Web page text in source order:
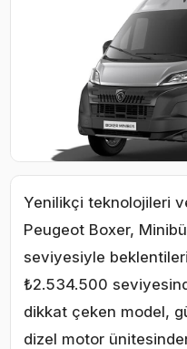
Yenilikçi teknolojileri
Peugeot Boxer,
seviyesiyle beklentileri
₺2.534.500
dikkat çeken model,
dizel motor